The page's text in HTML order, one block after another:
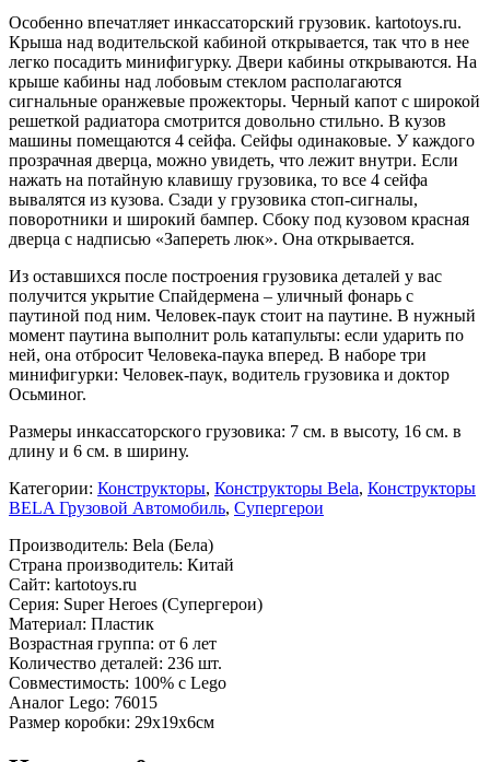
Особенно впечатляет инкассаторский грузовик. kartotoys.ru.
Крыша над водительской кабиной открывается, так что в нее
легко посадить минифигурку. Двери кабины открываются. На
крыше кабины над лобовым стеклом располагаются
сигнальные оранжевые прожекторы. Черный капот с широкой
решеткой радиатора смотрится довольно стильно. В кузов
машины помещаются 4 сейфа. Сейфы одинаковые. У каждого
прозрачная дверца, можно увидеть, что лежит внутри. Если
нажать на потайную клавишу грузовика, то все 4 сейфа
вывалятся из кузова. Сзади у грузовика стоп-сигналы,
поворотники и широкий бампер. Сбоку под кузовом красная
дверца с надписью «Запереть люк». Она открывается.
Из оставшихся после построения грузовика деталей у вас
получится укрытие Спайдермена – уличный фонарь с
паутиной под ним. Человек-паук стоит на паутине. В нужный
момент паутина выполнит роль катапульты: если ударить по
ней, она отбросит Человека-паука вперед. В наборе три
минифигурки: Человек-паук, водитель грузовика и доктор
Осьминог.
Размеры инкассаторского грузовика: 7 см. в высоту, 16 см. в
длину и 6 см. в ширину.
Категории: Конструкторы, Конструкторы Bela, Конструкторы
BELA Грузовой Автомобиль, Супергерои
Производитель: Bela (Бела)
Страна производитель: Китай
Сайт: kartotoys.ru
Серия: Super Heroes (Супергерои)
Материал: Пластик
Возрастная группа: от 6 лет
Количество деталей: 236 шт.
Совместимость: 100% с Lego
Аналог Lego: 76015
Размер коробки: 29х19х6см